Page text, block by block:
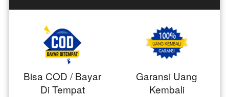
Bisa COD / Bayar
Di Tempat
Garansi Uang
Kembali